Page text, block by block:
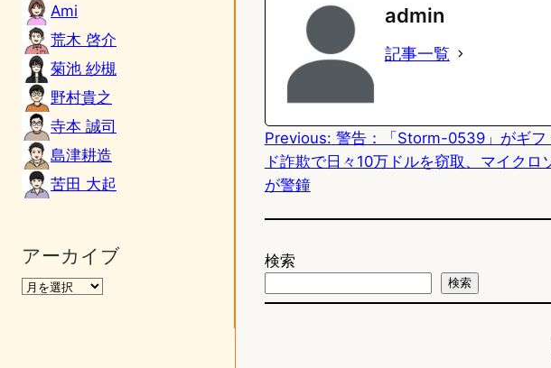
Ami
荒木 啓介
菊池 紗槻
野村貴之
寺本 誠司
島津耕造
苦田 大起
アーカイブ
e
o
n
y
o
k
admin
記事一覧
Previous: 警告：「Storm-0539」がギフ
ド詐欺で日々10万ドルを窃取、マイクロ
が警鐘
検索
検索